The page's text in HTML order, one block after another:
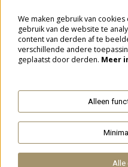
Meld je aan
We maken gebruik van
gebruik van de website te
content van derden af te
verschillende andere
geplaatst door derden. Meer
Alleen
Alle